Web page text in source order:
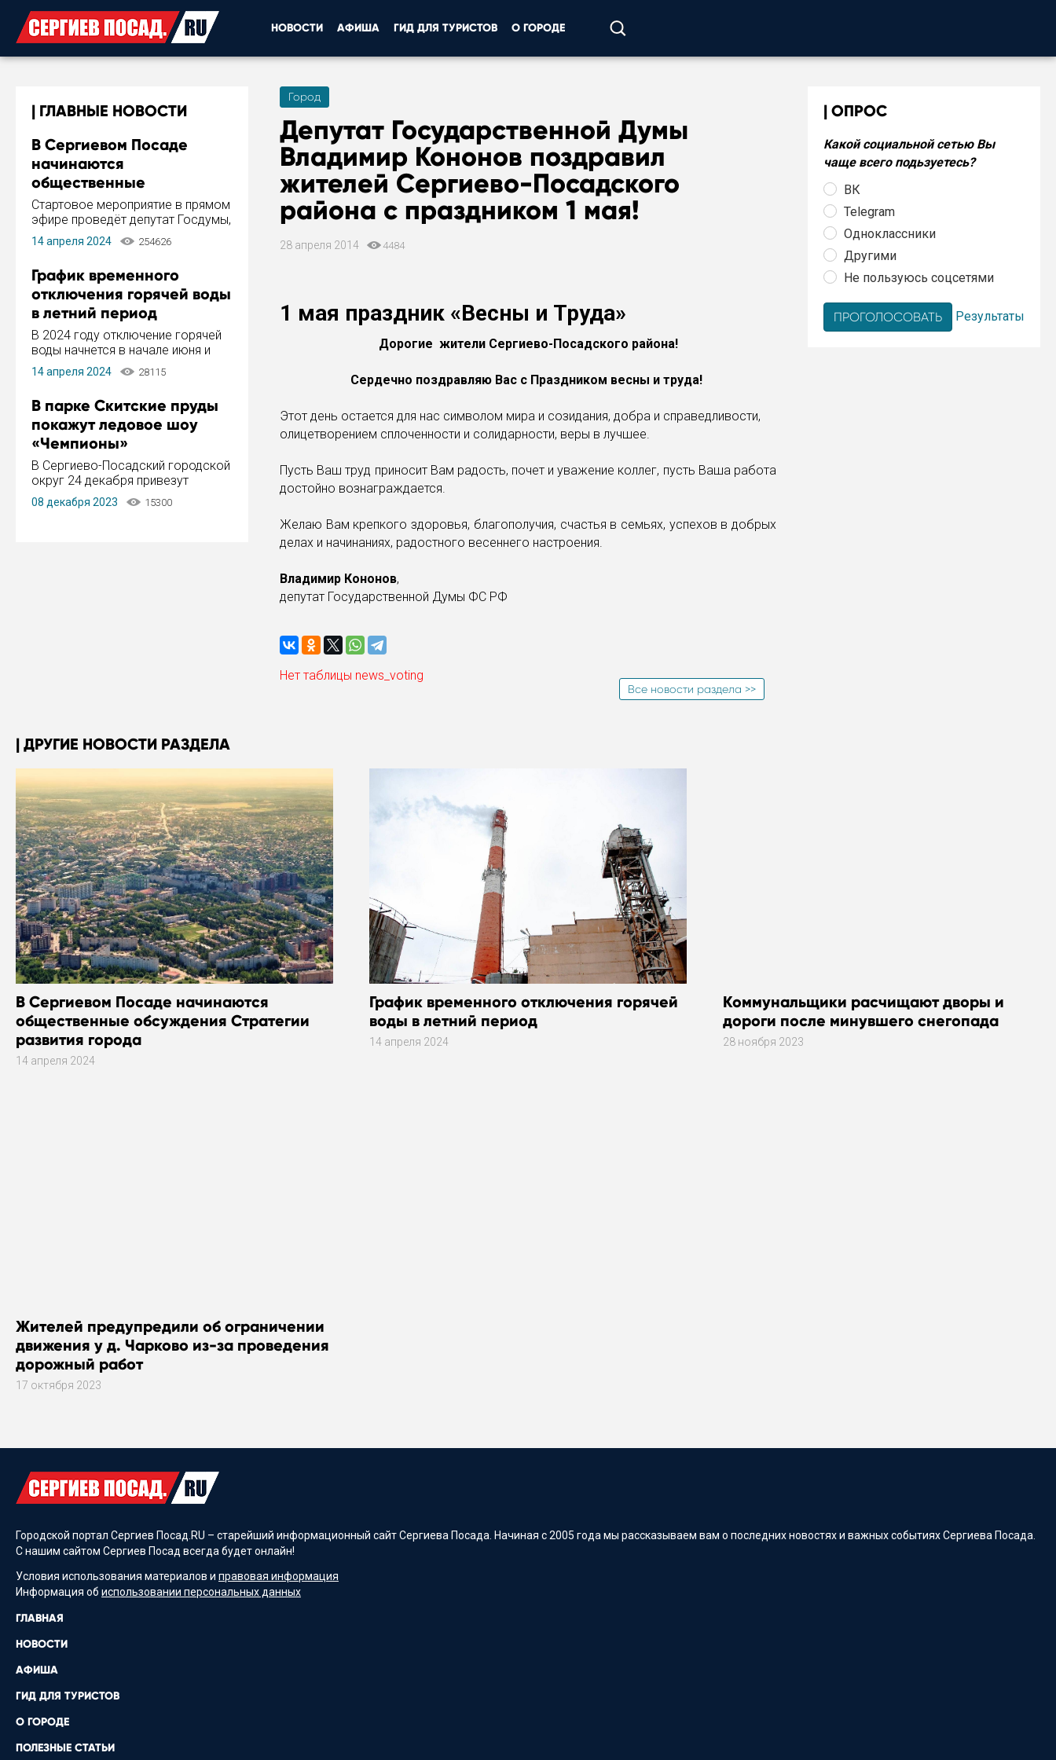
НОВОСТИ АФИША ГИД ДЛЯ ТУРИСТОВ О ГОРОДЕ
ГЛАВНЫЕ НОВОСТИ
В Сергиевом Посаде
начинаются
общественные
обсуждения Стратегии
развития города
Стартовое мероприятие в прямом
эфире проведёт депутат Госдумы,
инициатор и автор Концепции
развития Сергиева Посада и
Пахомов.
14 апреля 2024 254626
График временного
отключения горячей воды
в летний период
В 2024 году отключение горячей
воды начнется в начале июня и
завершится в конце августа.
Период отключения составит не
14 апреля 2024 28115
В парке Скитские пруды
покажут ледовое шоу
«Чемпионы»
В Сергиево-Посадский городской
округ 24 декабря привезут
ледовый тур «Чемпионы»
заслуженного мастера спорта,
08 декабря 2023 15300
Город
Депутат Государственной Думы
Владимир Кононов поздравил
жителей Сергиево-Посадского
района с праздником 1 мая!
28 апреля 2014 4484
1 мая праздник «Весны и Труда»
Дорогие жители Сергиево-Посадского района!
Сердечно поздравляю Вас с Праздником весны и труда!
Этот день остается для нас символом мира и созидания, добра и справедливости,
олицетворением сплоченности и солидарности, веры в лучшее.
Пусть Ваш труд приносит Вам радость, почет и уважение коллег, пусть Ваша работа
достойно вознаграждается.
Желаю Вам крепкого здоровья, благополучия, счастья в семьях, успехов в добрых
делах и начинаниях, радостного весеннего настроения.
Владимир Кононов,
депутат Государственной Думы ФС РФ
Нет таблицы news_voting
Все новости раздела >>
ОПРОС
Какой социальной сетью Вы
чаще всего подьзуетесь?
ВК
Telegram
Одноклассники
Другими
Не пользуюсь соцсетями
Результаты
ДРУГИЕ НОВОСТИ РАЗДЕЛА
В Сергиевом Посаде начинаются
общественные обсуждения Стратегии
развития города
14 апреля 2024
График временного отключения горячей
воды в летний период
14 апреля 2024
Коммунальщики расчищают дворы и
дороги после минувшего снегопада
28 ноября 2023
Жителей предупредили об ограничении
движения у д. Чарково из-за проведения
дорожный работ
17 октября 2023
Городской портал Сергиев Посад.RU – старейший информационный сайт Сергиева Посада. Начиная с 2005 года мы рассказываем вам о последних новостях и важных событиях Сергиева Посада.
С нашим сайтом Сергиев Посад всегда будет онлайн!
Условия использования материалов и правовая информация
Информация об использовании персональных данных
ГЛАВНАЯ
НОВОСТИ
АФИША
ГИД ДЛЯ ТУРИСТОВ
О ГОРОДЕ
ПОЛЕЗНЫЕ СТАТЬИ